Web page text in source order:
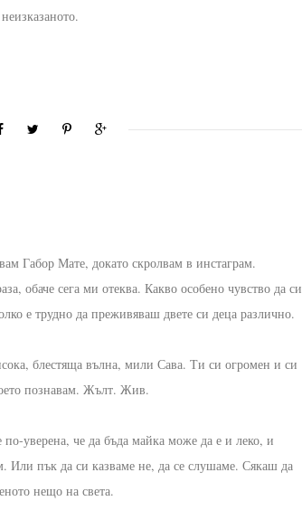
Габор Мате, докато скролвам в инстаграм.
обаче сега ми отеква. Какво особено чувство да си
е трудно да преживяваш двете си деца различно.
блестяща вълна, мили Сава. Ти си огромен и си
познавам. Жълт. Жив.
по-уверена, че да бъда майка може да е и леко, и
Или пък да си казваме не, да се слушаме. Сякаш да
нещо на света.